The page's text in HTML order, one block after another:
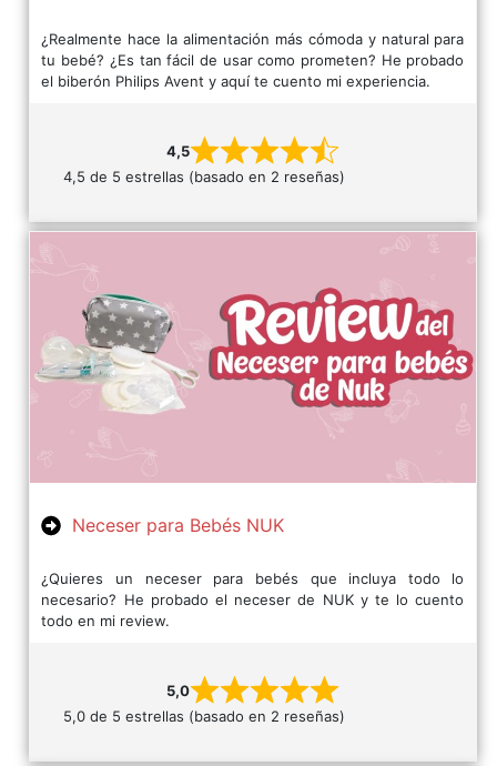
¿Realmente hace la alimentación más cómoda y natural para
tu bebé? ¿Es tan fácil de usar como prometen? He probado
el biberón Philips Avent y aquí te cuento mi experiencia.
4,5
4,5 de 5 estrellas (basado en 2 reseñas)
Neceser para Bebés NUK
¿Quieres un neceser para bebés que incluya todo lo
necesario? He probado el neceser de NUK y te lo cuento
todo en mi review.
5,0
5,0 de 5 estrellas (basado en 2 reseñas)